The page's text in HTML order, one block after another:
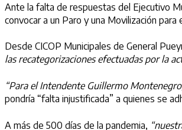
Ante la falta de respuestas del Ejecutivo
convocar a un Paro y una Movilización
Desde CICOP Municipales de General
las recategorizaciones efectuadas por la
“Para el Intendente Guillermo
pondría “falta injustificada” a quienes se
A más de 500 días de la pandemia,